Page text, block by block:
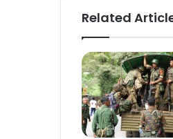
Related